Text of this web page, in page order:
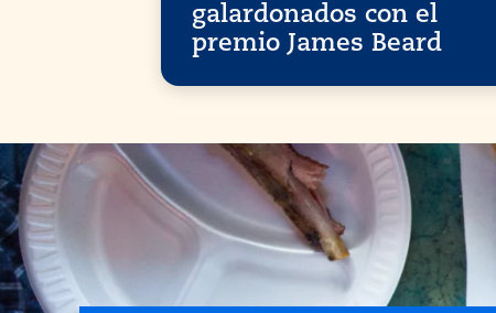
galardonados con el
premio James Beard